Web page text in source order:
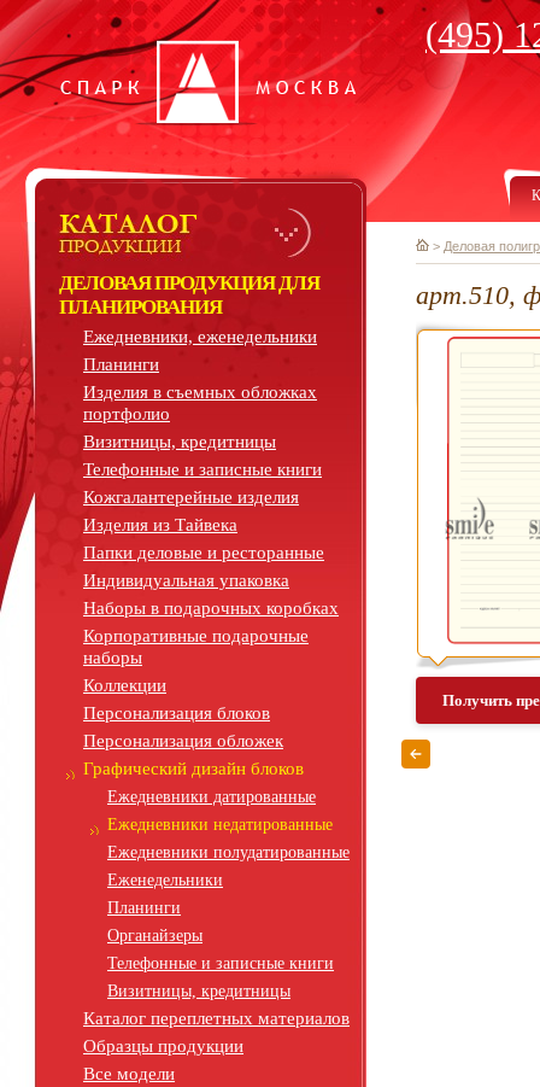
(495)
ДЕЛОВАЯ ПРОДУКЦИЯ ДЛЯ
ПЛАНИРОВАНИЯ
Ежедневники, еженедельники
Планинги
Изделия в съемных обложках
портфолио
Визитницы, кредитницы
Телефонные и записные книги
Кожгалантерейные изделия
Изделия из Тайвека
Папки деловые и ресторанные
Индивидуальная упаковка
Наборы в подарочных коробках
Корпоративные подарочные
наборы
Коллекции
Персонализация блоков
Персонализация обложек
Графический дизайн блоков
Ежедневники датированные
Ежедневники недатированные
Ежедневники полудатированные
Еженедельники
Планинги
Органайзеры
Телефонные и записные книги
Визитницы, кредитницы
Каталог переплетных материалов
Образцы продукции
Все модели
> Деловая
арт.510,
Получить